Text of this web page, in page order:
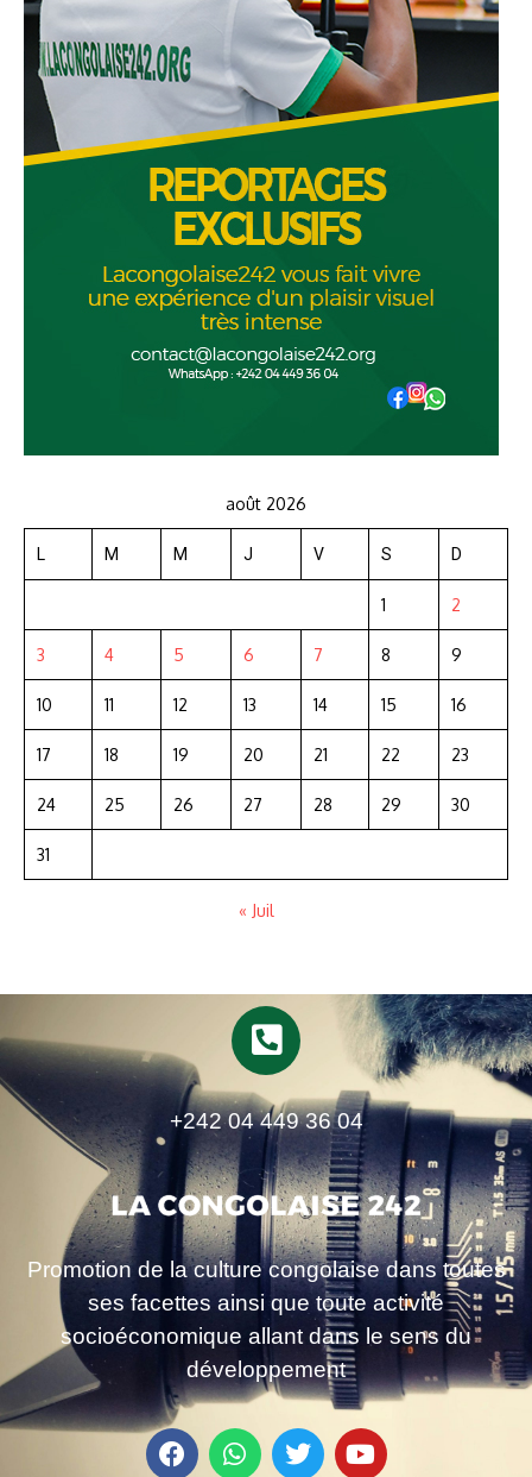
août 2026
L M M J V S D
1 2
3 4 5 6 7 8 9
10 11 12 13 14 15 16
17 18 19 20 21 22 23
24 25 26 27 28 29 30
31
« Juil
+242 04 449 36 04
Promotion de la culture congolaise dans toutes
ses facettes ainsi que toute activité
socioéconomique allant dans le sens du
développement